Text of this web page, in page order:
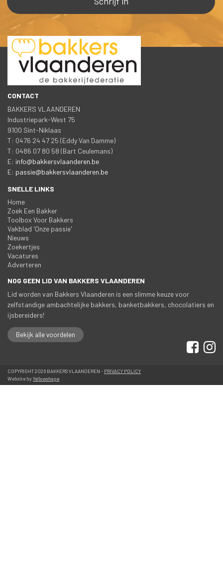
CONTACT
BAKKERS VLAANDEREN
Industriepark-West 75
9100 Sint-Niklaa
T: 0476 24 47 25 (Eddy Van Damme)
T: 0486 07 80 58 (Bart Ceulemans)
E: info@bakkersvlaanderen.be
E: passie@bakkersvlaanderen.be
SNELLE LINKS
Home
Zoek Een Bakker
Toolbox Voor Bakker
Vakblad 'Onze passie'
Nieuw
Zoekertje
Vacature
Adverteren
NOG GEEN LID VAN BAKKERS VLAANDEREN
Lid worden van Bakkers Vlaanderen is een slimme keuze voor
zelfstandige ambachtelijke bakkers, banketbakkers, chocolatiers en
ijsbereiders!
Bekijk alle voordelen
COPYRIGHT 2026 BAKKERS VLAANDEREN - PRIVACY POLICY
Website by Yellowshape